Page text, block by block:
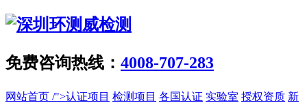
免费咨询热线： 4008-707-283
网站首页 /">认证项目 检测项目 各国认证 实验室 授权资质 新